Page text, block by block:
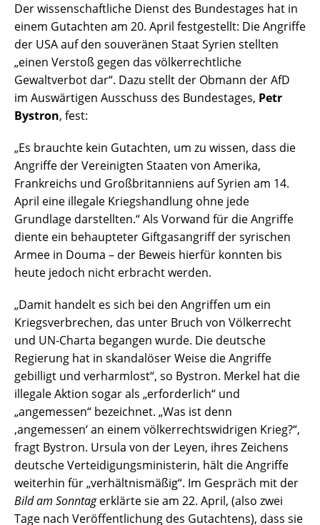
Der wissenschaftliche Dienst des Bundestages hat in
einem Gutachten am 20. April festgestellt: Die Angriffe
der USA auf den souveränen Staat Syrien stellten
„einen Verstoß gegen das völkerrechtliche
Gewaltverbot dar“. Dazu stellt der Obmann der AfD
im Auswärtigen Ausschuss des Bundestages, Petr
Bystron, fest:
„Es brauchte kein Gutachten, um zu wissen, dass die
Angriffe der Vereinigten Staaten von Amerika,
Frankreichs und Großbritanniens auf Syrien am 14.
April eine illegale Kriegshandlung ohne jede
Grundlage darstellten.“ Als Vorwand für die Angriffe
diente ein behaupteter Giftgasangriff der syrischen
Armee in Douma – der Beweis hierfür konnten bis
heute jedoch nicht erbracht werden.
„Damit handelt es sich bei den Angriffen um ein
Kriegsverbrechen, das unter Bruch von Völkerrecht
und UN-Charta begangen wurde. Die deutsche
Regierung hat in skandalöser Weise die Angriffe
gebilligt und verharmlost“, so Bystron. Merkel hat die
illegale Aktion sogar als „erforderlich“ und
„angemessen“ bezeichnet. „Was ist denn
‚angemessen‘ an einem völkerrechtswidrigen Krieg?“,
fragt Bystron. Ursula von der Leyen, ihres Zeichens
deutsche Verteidigungsministerin, hält die Angriffe
weiterhin für „verhältnismäßig“. Im Gespräch mit der
Bild am Sonntagerklärte sie am 22. April, (also zwei
Tage nach Veröffentlichung des Gutachtens), dass sie